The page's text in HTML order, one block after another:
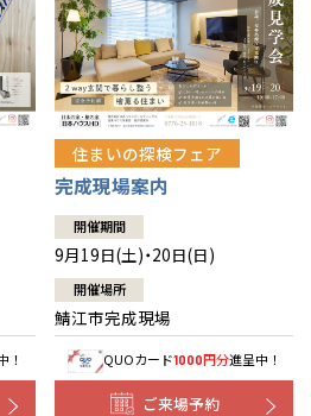
！
住まいの探検フェア
完成現場案内
開催期間
9月19日(土)・20日(日)
開催場所
鯖江市完成現場
QUOカード1000円分進呈中！
ご来場予約